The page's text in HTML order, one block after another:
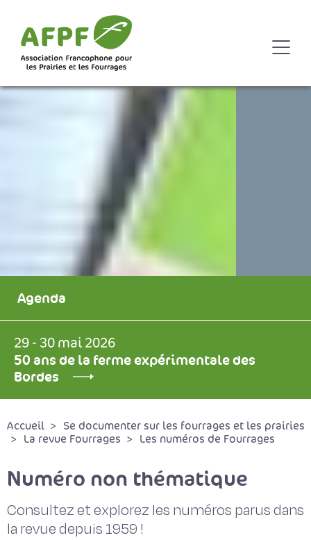
Agenda
29 - 30 mai 2026
50 ans de la ferme expérimentale des
Bordes
Accueil
Se documenter sur les fourrages et les prairies
La revue Fourrages
Les numéros de Fourrages
Numéro non thématique
Consultez et explorez les numéros parus dans
la revue depuis 1959 !